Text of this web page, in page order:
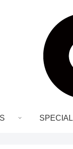
SPECIAL